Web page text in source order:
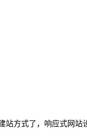
站方式了，响应式网站